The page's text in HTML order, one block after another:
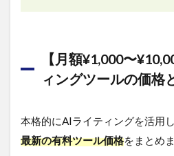
で始
めた
い初
4.2
【コ
【月額¥1,000〜
ィングツールの価格
本格的にAIライティングを活用
最新の有料ツール価格をまとめ